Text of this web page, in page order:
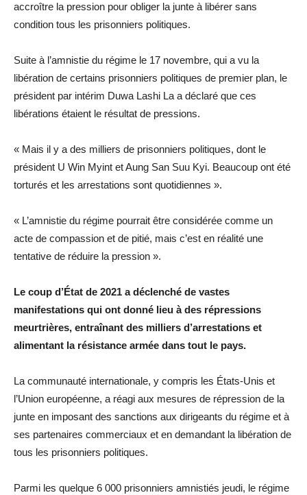
accroître la pression pour obliger la junte à libérer sans
condition tous les prisonniers politiques.
Suite à l’amnistie du régime le 17 novembre, qui a vu la
libération de certains prisonniers politiques de premier plan, le
président par intérim Duwa Lashi La a déclaré que ces
libérations étaient le résultat de pressions.
« Mais il y a des milliers de prisonniers politiques, dont le
président U Win Myint et Aung San Suu Kyi. Beaucoup ont été
torturés et les arrestations sont quotidiennes ».
« L’amnistie du régime pourrait être considérée comme un
acte de compassion et de pitié, mais c’est en réalité une
tentative de réduire la pression ».
Le coup d’État de 2021 a déclenché de vastes
manifestations qui ont donné lieu à des répressions
meurtrières, entraînant des milliers d’arrestations et
alimentant la résistance armée dans tout le pays.
La communauté internationale, y compris les États-Unis et
l’Union européenne, a réagi aux mesures de répression de la
junte en imposant des sanctions aux dirigeants du régime et à
ses partenaires commerciaux et en demandant la libération de
tous les prisonniers politiques.
Parmi les quelque 6 000 prisonniers amnistiés jeudi, le régime